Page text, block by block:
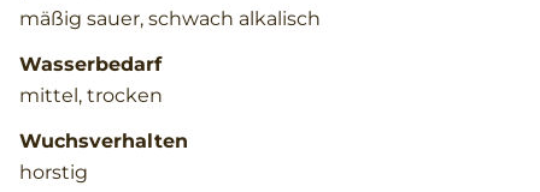
mäßig sauer, schwach alkalisch
Wasserbedarf
mittel, trocken
Wuchsverhalten
horstig